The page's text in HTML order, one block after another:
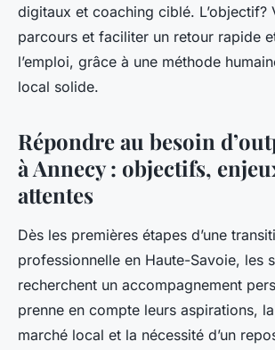
Camille•19 mai 2025•5 min de lecture
digitaux et coaching ciblé. L’objectif?
parcours et faciliter un retour rapide
l’emploi, grâce à une méthode
local solide.
Répondre au besoin
à Annecy : objectifs,
attentes
Dès les premières étapes d’une
professionnelle en Haute-Savoie, les
recherchent un accompagnement
prenne en compte leurs aspirations,
marché local et la nécessité d’un